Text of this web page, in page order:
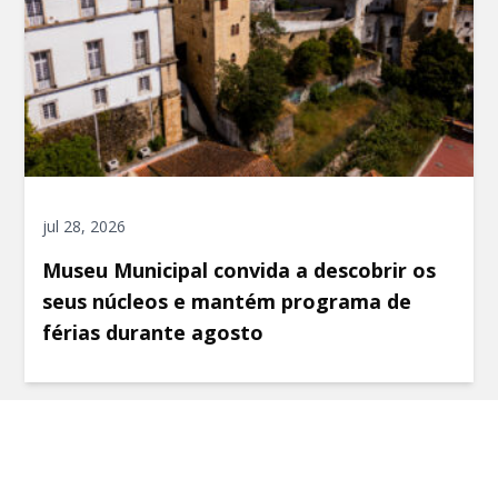
jul 28, 2026
Museu Municipal convida a descobrir os
seus núcleos e mantém programa de
férias durante agosto